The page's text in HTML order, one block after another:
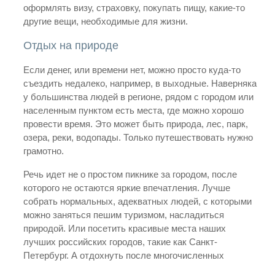
оформлять визу, страховку, покупать пищу, какие-то
другие вещи, необходимые для жизни.
Отдых на природе
Если денег, или времени нет, можно просто куда-то
съездить недалеко, например, в выходные. Наверняка
у большинства людей в регионе, рядом с городом или
населенным пунктом есть места, где можно хорошо
провести время. Это может быть природа, лес, парк,
озера, реки, водопады. Только путешествовать нужно
грамотно.
Речь идет не о простом пикнике за городом, после
которого не остаются яркие впечатления. Лучше
собрать нормальных, адекватных людей, с которыми
можно заняться пешим туризмом, насладиться
природой. Или посетить красивые места наших
лучших российских городов, такие как Санкт-
Петербург. А отдохнуть после многочисленных